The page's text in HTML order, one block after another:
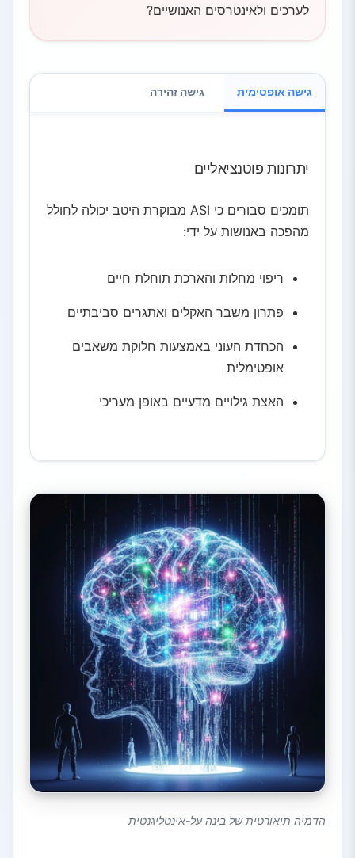
לערכים ולאינטרסים האנושיים?
גישה אופטימית גישה זהירה
יתרונות פוטנציאליים
תומכים סבורים כי ASI מבוקרת היטב יכולה לחולל
מהפכה באנושות על ידי:
ריפוי מחלות והארכת תוחלת חיים
פתרון משבר האקלים ואתגרים סביבתיים
הכחדת העוני באמצעות חלוקת משאבים
אופטימלית
האצת גילויים מדעיים באופן מעריכי
הדמיה תיאורטית של בינה על-אינטליגנטית